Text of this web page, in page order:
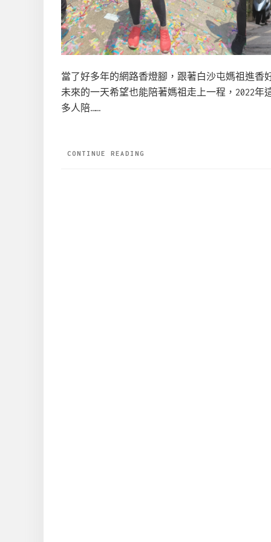
當了好多年的網路香燈腳，跟著白沙屯媽祖進香
未來的一天希望也能陪著媽祖走上一程，2022
多人陪……
CONTINUE READING